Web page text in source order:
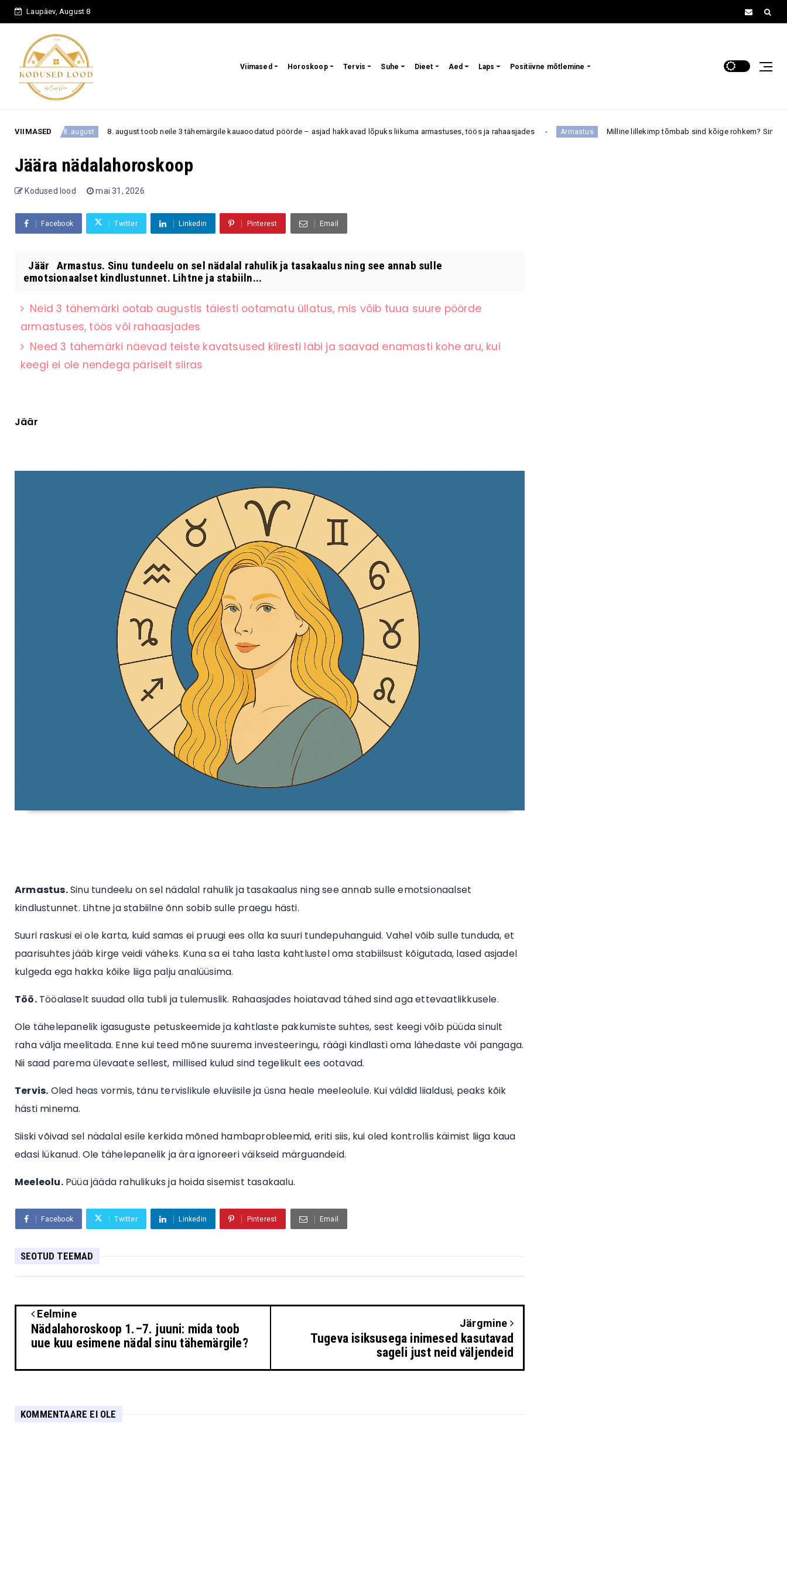
Laupäev, August 8
Viimased Horoskoop Tervis Suhe Dieet Aed Laps Positiivne mõtlemine
VIIMASED8. august toob neile 3 tähemärgile kauaoodatud pöörde – asjad hakkavad lõpuks liikuma armastuses, töös ja rahaasjades Armastus Milline lillekimp tõmbab sind kõige rohkem? Sinu valik võib
Jäära nädalahoroskoop
Kodused lood mai 31, 2026
Facebook Twitter Linkedin Pinterest Email
Jäär Armastus. Sinu tundeelu on sel nädalal rahulik ja tasakaalus ning see annab sulle
emotsionaalset kindlustunnet. Lihtne ja stabiiln...
Neid 3 tähemärki ootab augustis täiesti ootamatu üllatus, mis võib tuua suure pöörde
armastuses, töös või rahaasjades
Need 3 tähemärki näevad teiste kavatsused kiiresti läbi ja saavad enamasti kohe aru, kui
keegi ei ole nendega päriselt siiras
Jäär
Armastus.Sinu tundeelu on sel nädalal rahulik ja tasakaalus ning see annab sulle emotsionaalset
kindlustunnet. Lihtne ja stabiilne õnn sobib sulle praegu hästi.
Suuri raskusi ei ole karta, kuid samas ei pruugi ees olla ka suuri tundepuhanguid. Vahel võib sulle tunduda, et
paarisuhtes jääb kirge veidi väheks. Kuna sa ei taha lasta kahtlustel oma stabiilsust kõigutada, lased asjadel
kulgeda ega hakka kõike liiga palju analüüsima.
Töö.Tööalaselt suudad olla tubli ja tulemuslik. Rahaasjades hoiatavad tähed sind aga ettevaatlikkusele.
Ole tähelepanelik igasuguste petuskeemide ja kahtlaste pakkumiste suhtes, sest keegi võib püüda sinult
raha välja meelitada. Enne kui teed mõne suurema investeeringu, räägi kindlasti oma lähedaste või pangaga.
Nii saad parema ülevaate sellest, millised kulud sind tegelikult ees ootavad.
Tervis. Oled heas vormis, tänu tervislikule eluviisile ja üsna heale meeleolule. Kui väldid liialdusi, peaks kõik
hästi minema.
Siiski võivad sel nädalal esile kerkida mõned hambaprobleemid, eriti siis, kui oled kontrollis käimist liiga kaua
edasi lükanud. Ole tähelepanelik ja ära ignoreeri väikseid märguandeid.
Meeleolu.Püüa jääda rahulikuks ja hoida sisemist tasakaalu.
Facebook Twitter Linkedin Pinterest Email
SEOTUD TEEMAD
Eelmine
Nädalahoroskoop 1.–7. juuni: mida toob
uue kuu esimene nädal sinu tähemärgile?
Järgmine
Tugeva isiksusega inimesed kasutavad
sageli just neid väljendeid
KOMMENTAARE EI OLE